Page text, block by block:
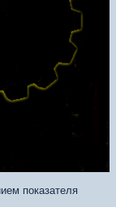
показателя